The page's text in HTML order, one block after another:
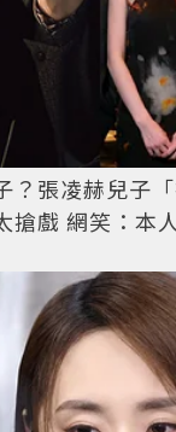
？張凌赫兒子
搶戲 網笑：本